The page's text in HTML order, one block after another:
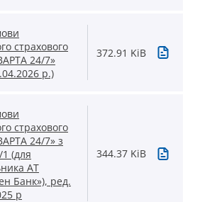
страхового
24/7»
р.)
372.91 KiB
страхового
24/7» з
(для
АТ
Банк»), ред.
р
344.37 KiB